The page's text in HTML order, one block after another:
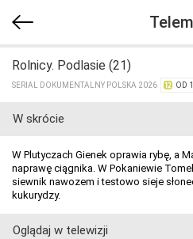
Rolnicy. Podlasie (21)
SERIAL DOKUMENTALNY POLSKA 2026 OD
W skrócie
W Plutyczach Gienek oprawia rybę, a
naprawę ciągnika. W Pokaniewie
siewnik nawozem i testowo sieje
kukurydzy.
Oglądaj w telewizji